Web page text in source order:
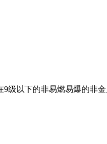
级以下的非易燃易爆的非